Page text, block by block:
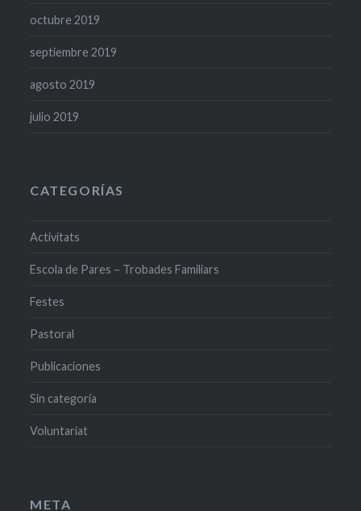
octubre 2019
septiembre 2019
agosto 2019
julio 2019
CATEGORÍAS
Activitats
Escola de Pares – Trobades Familiars
Festes
Pastoral
Publicaciones
Sin categoría
Voluntariat
META